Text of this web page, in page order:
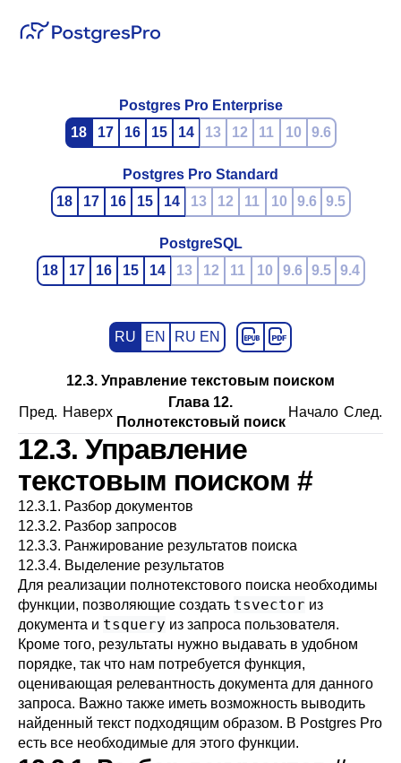
Postgres Pro Enterprise
18
17 16 15 14 13 12 11 10 9.6
Postgres Pro Standard
18
17 16 15 14 13 12 11 10 9.6 9.5
PostgreSQL
18
17 16 15 14 13 12 11 10 9.6 9.5 9.4
RU EN RU EN
12.3. Управление текстовым поиском
Пред. Наверх
Глава 12.
Полнотекстовый поиск
Начало След.
12.3. Управление
текстовым поиском #
12.3.1. Разбор документов
12.3.2. Разбор запросов
12.3.3. Ранжирование результатов поиска
12.3.4. Выделение результатов
Для реализации полнотекстового поиска необходимы
функции, позволяющие создать tsvector из
документа и tsquery из запроса пользователя.
Кроме того, результаты нужно выдавать в удобном
порядке, так что нам потребуется функция,
оценивающая релевантность документа для данного
запроса. Важно также иметь возможность выводить
найденный текст подходящим образом. В Postgres Pro
есть все необходимые для этого функции.